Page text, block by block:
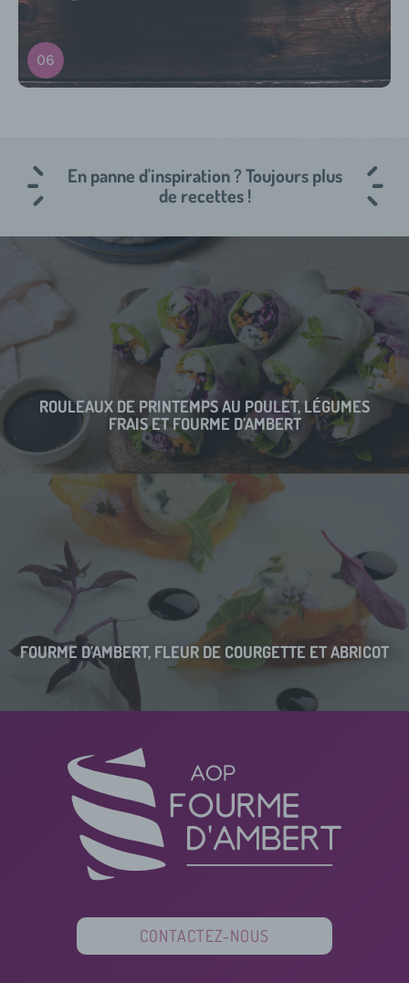
En panne d'inspiration ? Toujours plus
de recettes !
ROULEAUX DE PRINTEMPS AU POULET, LÉGUMES
FRAIS ET FOURME D’AMBERT
FOURME D’AMBERT, FLEUR DE COURGETTE ET ABRICOT
CONTACTEZ-NOUS